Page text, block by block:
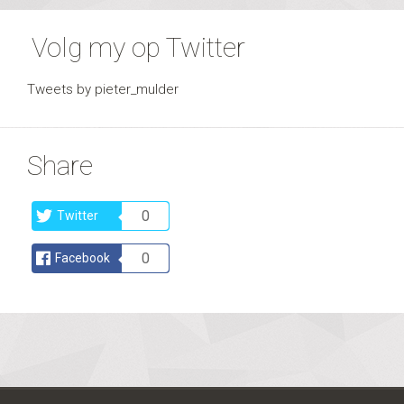
Volg my op Twitter
Tweets by pieter_mulder
Share
Twitter 0
Facebook 0